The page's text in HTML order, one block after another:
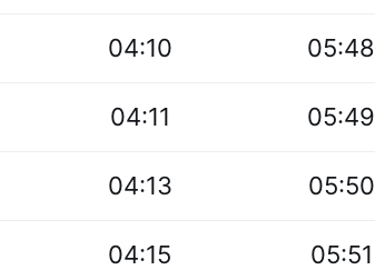
04:10 05:48
04:11 05:49
04:13 05:50
04:15 05:51